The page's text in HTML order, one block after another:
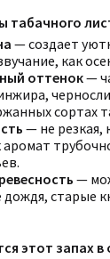
табачного
— создает
как
оттенок—
сортах
— не резкая,
аромат
—
дождя, старые
этот запах